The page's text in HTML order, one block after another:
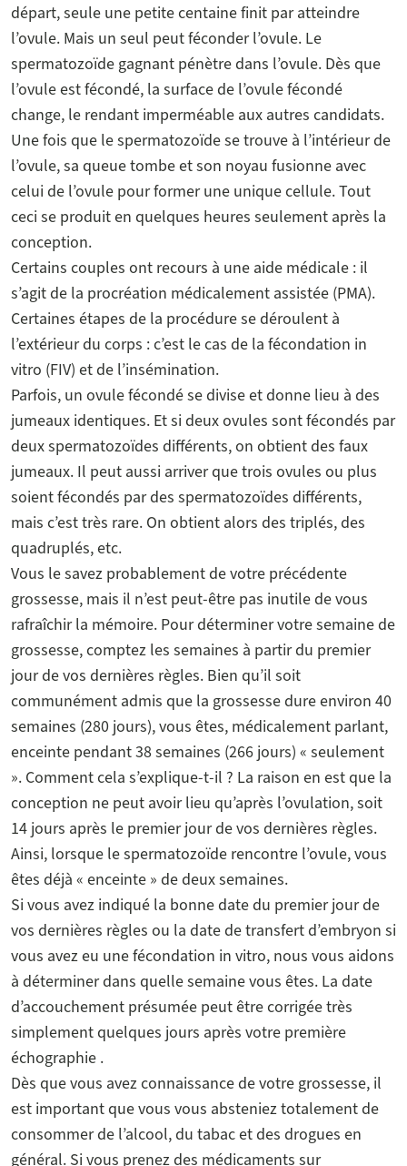
départ, seule une petite centaine finit par atteindre
l’ovule. Mais un seul peut féconder l’ovule. Le
spermatozoïde gagnant pénètre dans l’ovule. Dès que
l’ovule est fécondé, la surface de l’ovule fécondé
change, le rendant imperméable aux autres candidats.
Une fois que le spermatozoïde se trouve à l’intérieur de
l’ovule, sa queue tombe et son noyau fusionne avec
celui de l’ovule pour former une unique cellule. Tout
ceci se produit en quelques heures seulement après la
conception.
Certains couples ont recours à une aide médicale : il
s’agit de la procréation médicalement assistée (PMA).
Certaines étapes de la procédure se déroulent à
l’extérieur du corps : c’est le cas de la fécondation in
vitro (FIV) et de l’insémination.
Parfois, un ovule fécondé se divise et donne lieu à des
jumeaux identiques. Et si deux ovules sont fécondés par
deux spermatozoïdes différents, on obtient des faux
jumeaux. Il peut aussi arriver que trois ovules ou plus
soient fécondés par des spermatozoïdes différents,
mais c’est très rare. On obtient alors des triplés, des
quadruplés, etc.
Vous le savez probablement de votre précédente
grossesse, mais il n’est peut-être pas inutile de vous
rafraîchir la mémoire. Pour déterminer votre semaine de
grossesse, comptez les semaines à partir du premier
jour de vos dernières règles. Bien qu’il soit
communément admis que la grossesse dure environ 40
semaines (280 jours), vous êtes, médicalement parlant,
enceinte pendant 38 semaines (266 jours) « seulement
». Comment cela s’explique-t-il ? La raison en est que la
conception ne peut avoir lieu qu’après l’ovulation, soit
14 jours après le premier jour de vos dernières règles.
Ainsi, lorsque le spermatozoïde rencontre l’ovule, vous
êtes déjà « enceinte » de deux semaines.
Si vous avez indiqué la bonne date du premier jour de
vos dernières règles ou la date de transfert d’embryon si
vous avez eu une fécondation in vitro, nous vous aidons
à déterminer dans quelle semaine vous êtes. La date
d’accouchement présumée peut être corrigée très
simplement quelques jours après votre première
échographie .
Dès que vous avez connaissance de votre grossesse, il
est important que vous vous absteniez totalement de
consommer de l’alcool, du tabac et des drogues en
général. Si vous prenez des médicaments sur